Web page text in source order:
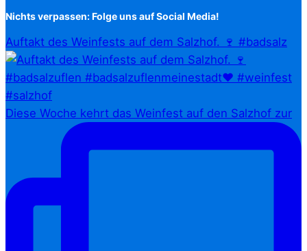
Nichts verpassen: Folge uns auf Social Media!
Auftakt des Weinfests auf dem Salzhof. 🍷 #badsalz
Diese Woche kehrt das Weinfest auf den Salzhof zur